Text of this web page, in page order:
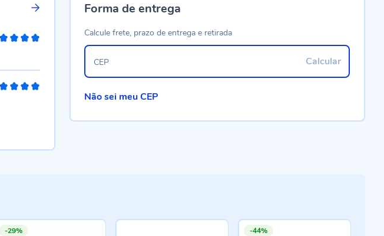
Forma de entrega
Calcule frete, prazo de entrega e retirada
Calcular
CEP
Não sei meu CEP
-29% -44%